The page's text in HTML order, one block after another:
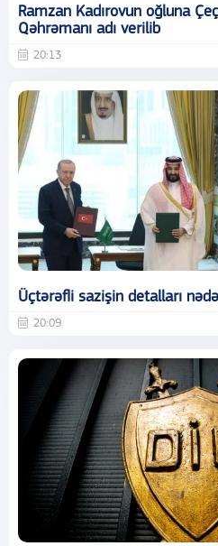
Ramzan Kadırovun oğluna
Qəhrəmanı adı verilib
20:13
Üçtərəfli sazişin detalları
20:09